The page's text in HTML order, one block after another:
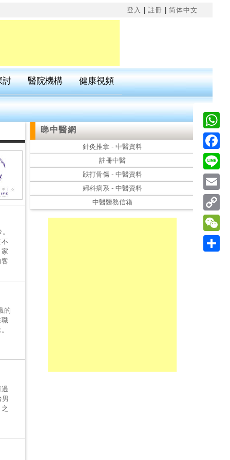
登入 |註冊 |简体中文
討 醫院機構 健康視頻
的
睇中醫網
針灸推拿 - 中醫資料
註冊中醫
跌打骨傷 - 中醫資料
婦科病系 - 中醫資料
中醫醫務信箱
Line
Link